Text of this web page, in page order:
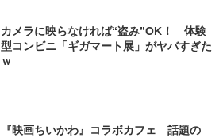
カメラに映らなければ“盗み”OK！ 体験
型コンビニ「ギガマート展」がヤバすぎた
ｗ
『映画ちいかわ』コラボカフェ 話題の